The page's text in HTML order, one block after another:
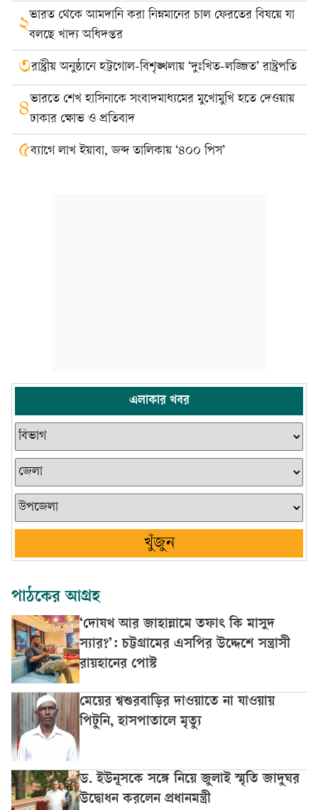
২ভারত থেকে আমদানি করা নিম্নমানের চাল ফেরতের বিষয়ে যা
বলছে খাদ্য অধিদপ্তর
৩রাষ্ট্রীয় অনুষ্ঠানে হট্টগোল-বিশৃঙ্খলায় ‘দুঃখিত-লজ্জিত’ রাষ্ট্রপতি
৪ভারতে শেখ হাসিনাকে সংবাদমাধ্যমের মুখোমুখি হতে দেওয়ায়
ঢাকার ক্ষোভ ও প্রতিবাদ
৫ব্যাগে লাখ ইয়াবা, জব্দ তালিকায় ‘৪০০ পিস’
এলাকার খবর
খুঁজুন
পাঠকের আগ্রহ
‘দোযখ আর জাহান্নামে তফাৎ কি মাসুদ
স্যার?’: চট্টগ্রামের এসপির উদ্দেশে সন্ত্রাসী
রায়হানের পোস্ট
মেয়ের শ্বশুরবাড়ির দাওয়াতে না যাওয়ায়
পিটুনি, হাসপাতালে মৃত্যু
ড. ইউনূসকে সঙ্গে নিয়ে জুলাই স্মৃতি জাদুঘর
উদ্বোধন করলেন প্রধানমন্ত্রী